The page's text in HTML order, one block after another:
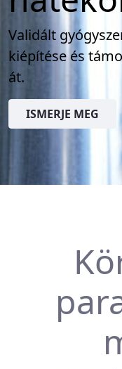
Validált
kiépítése és
át.
ISMERJE MEG